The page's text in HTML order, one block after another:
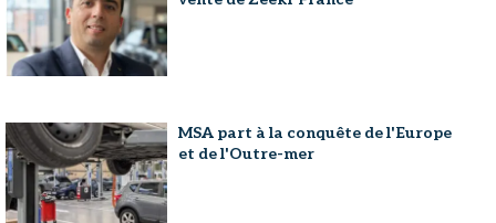
MSA part à la conquête de l'Europe
et de l'Outre-mer